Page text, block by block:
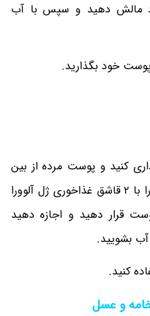
مالش دهید و سپس با آب
خود بگذارید.
کنید و پوست مرده از بین
برود ، 1 قاشق غذاخوری آرد برنج را با 2 قاشق غذاخوری ژل آلوورا
قرار دهید و اجازه دهید
بشویید.
کنید.